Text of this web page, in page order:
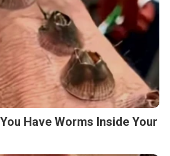
Have Worms Inside Your